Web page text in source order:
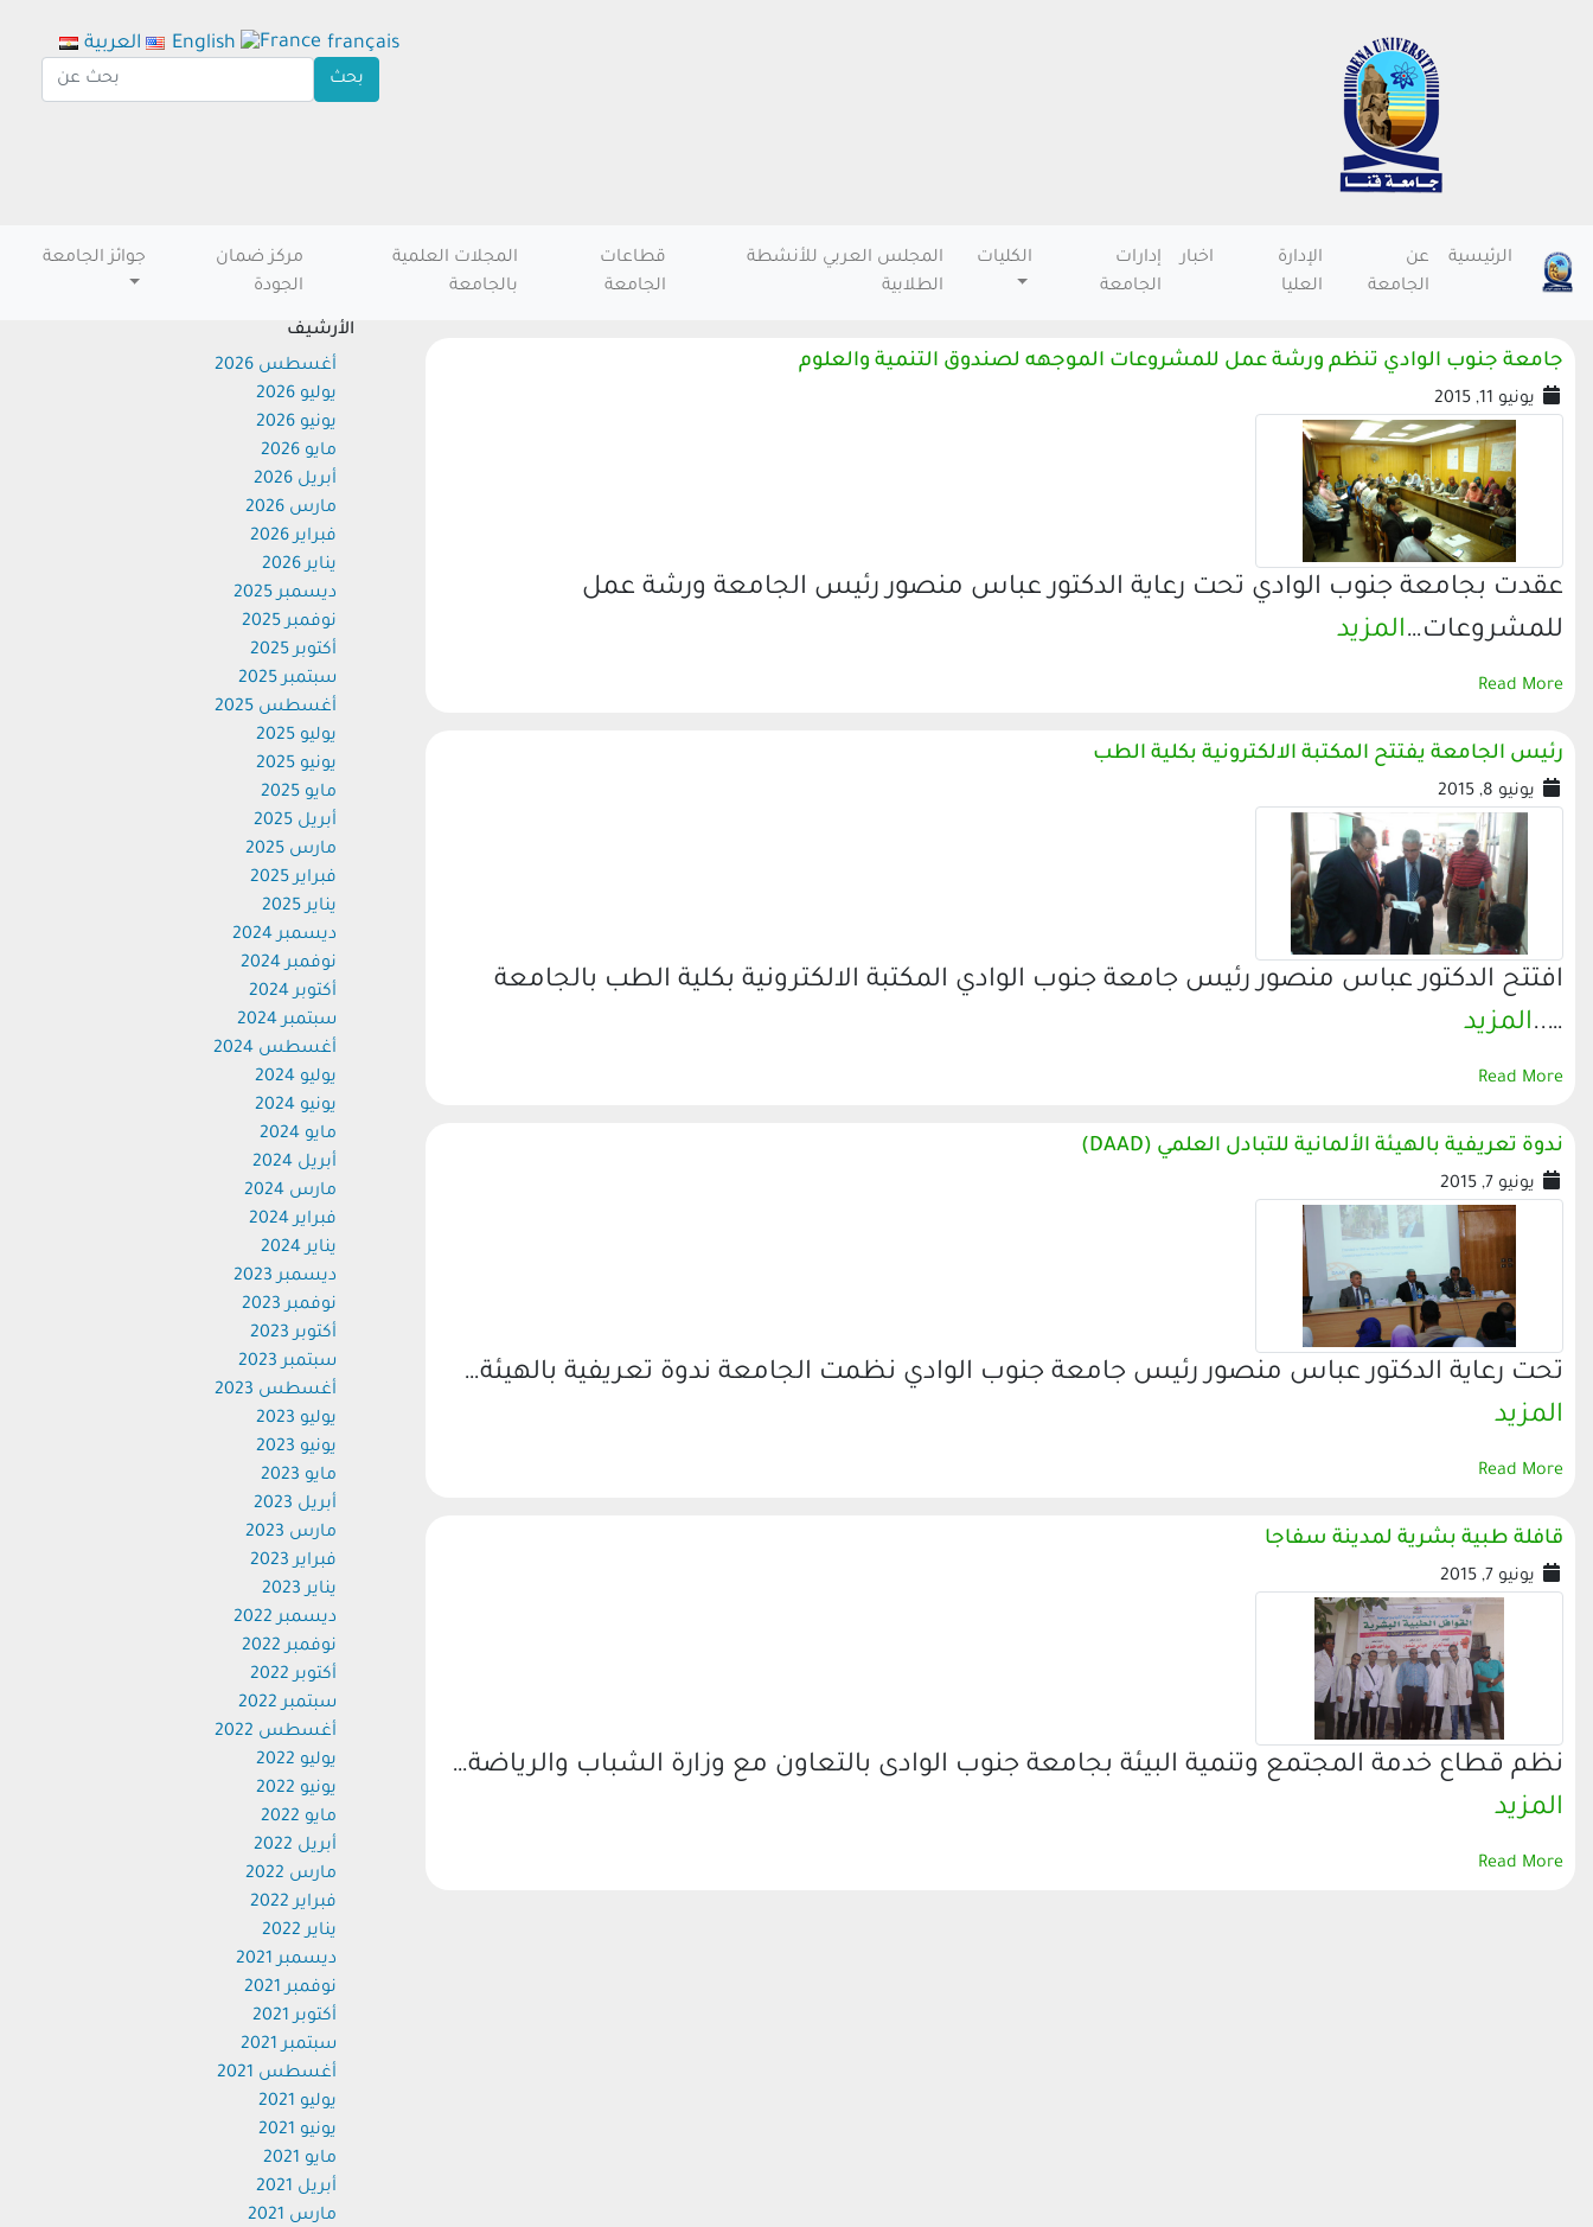
الرئيسية
عن
الجامعة
الإدارة
العليا
اخبار
إدارات
الجامعة
الكليات
المجلس العربي للأنشطة
الطلابية
قطاعات
الجامعة
المجلات العلمية
بالجامعة
مركز ضمان
الجودة
جوائز الجامعة
جامعة جنوب الوادي تنظم ورشة عمل للمشروعات الموجهه لصندوق التنمية والعلوم
يونيو 11, 2015
عقدت بجامعة جنوب الوادي تحت رعاية الدكتور عباس منصور رئيس الجامعة ورشة عمل
للمشروعات…المزيد
Read More
رئيس الجامعة يفتتح المكتبة الالكترونية بكلية الطب
يونيو 8, 2015
افتتح الدكتور عباس منصور رئيس جامعة جنوب الوادي المكتبة الالكترونية بكلية الطب بالجامعة
…..المزيد
Read More
ندوة تعريفية بالهيئة الألمانية للتبادل العلمي (DAAD)
يونيو 7, 2015
تحت رعاية الدكتور عباس منصور رئيس جامعة جنوب الوادي نظمت الجامعة ندوة تعريفية بالهيئة…
المزيد
Read More
قافلة طبية بشرية لمدينة سفاجا
يونيو 7, 2015
نظم قطاع خدمة المجتمع وتنمية البيئة بجامعة جنوب الوادى بالتعاون مع وزارة الشباب والرياضة…
المزيد
Read More
الأرشيف
أغسطس 2026
يوليو 2026
يونيو 2026
مايو 2026
أبريل 2026
مارس 2026
فبراير 2026
يناير 2026
ديسمبر 2025
نوفمبر 2025
أكتوبر 2025
سبتمبر 2025
أغسطس 2025
يوليو 2025
يونيو 2025
مايو 2025
أبريل 2025
مارس 2025
فبراير 2025
يناير 2025
ديسمبر 2024
نوفمبر 2024
أكتوبر 2024
سبتمبر 2024
أغسطس 2024
يوليو 2024
يونيو 2024
مايو 2024
أبريل 2024
مارس 2024
فبراير 2024
يناير 2024
ديسمبر 2023
نوفمبر 2023
أكتوبر 2023
سبتمبر 2023
أغسطس 2023
يوليو 2023
يونيو 2023
مايو 2023
أبريل 2023
مارس 2023
فبراير 2023
يناير 2023
ديسمبر 2022
نوفمبر 2022
أكتوبر 2022
سبتمبر 2022
أغسطس 2022
يوليو 2022
يونيو 2022
مايو 2022
أبريل 2022
مارس 2022
فبراير 2022
يناير 2022
ديسمبر 2021
نوفمبر 2021
أكتوبر 2021
سبتمبر 2021
أغسطس 2021
يوليو 2021
يونيو 2021
مايو 2021
أبريل 2021
مارس 2021
العربية English français